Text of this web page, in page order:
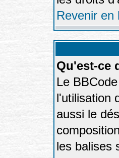
Revenir en
Qu'est-ce
Le
l'utilisation
aussi le
les balises